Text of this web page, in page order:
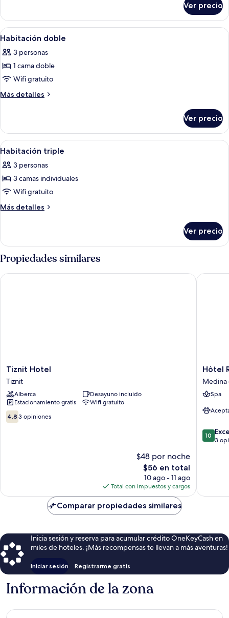
camas
individuales
con
camas
Ver precio
Abrir
todas
las
fotos
de
Habitación
Caja de seguridad en la habitación,
4
Habitación doble
3 personas
1 cama doble
Wifi gratuito
Más detalles
Más
doble
Ver precio
Abrir
todas
las
fotos
de
Habitación
Caja de seguridad en la habitación,
6
Habitación triple
3 personas
3 camas individuales
Wifi gratuito
Más detalles
Más
triple
Ver precio
Propiedades similares
Tiznit
Hotel
Tiznit
Tiznit Hotel
Tiznit
Alberca
Desayuno incluido
Estacionamiento gratis
Wifi gratuito
4.8
de
4.8 3 opiniones
$48 por noche
El
precio
actual
es
de
$56
$56 en total
10 ago - 11 ago
Total con impuestos y cargos
Tiznit Hotel
Hôtel
Riad
le
Lieu
de
Hôtel
Medina
Spa
10.0
de
10
3
Hôtel
Comparar propiedades similares
Inicia sesión y reserva para acumular crédito OneKeyCash en
miles de hoteles. ¡Más recompensas te llevan a más aventuras!
Iniciar sesión Registrarme gratis
Información de la zona